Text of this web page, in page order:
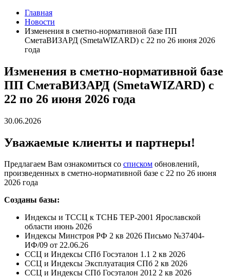
Главная
Новости
Изменения в сметно-нормативной базе ПП
СметаВИЗАРД (SmetaWIZARD) с 22 по 26 июня 2026
года
Изменения в сметно-нормативной базе
ПП СметаВИЗАРД (SmetaWIZARD) с
22 по 26 июня 2026 года
30.06.2026
Уважаемые клиенты и партнеры!
Предлагаем Вам ознакомиться со списком обновлений,
произведенных в сметно-нормативной базе с 22 по 26 июня
2026 года
Созданы базы:
Индексы и ТССЦ к ТСНБ ТЕР-2001 Ярославской
области июнь 2026
Индексы Минстроя РФ 2 кв 2026 Письмо №37404-
ИФ/09 от 22.06.26
ССЦ и Индексы СПб Госэталон 1.1 2 кв 2026
ССЦ и Индексы Эксплуатация СПб 2 кв 2026
ССЦ и Индексы СПб Госэталон 2012 2 кв 2026